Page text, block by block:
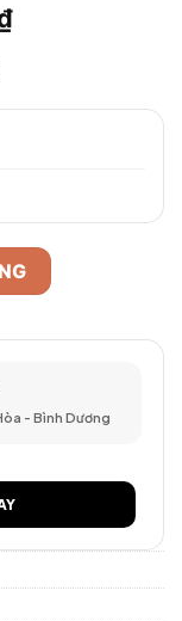
Giá
là:
Hỗ trợ PoE, hình
- Bình Dương